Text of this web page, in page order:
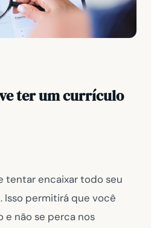
ter um currículo
tentar encaixar todo seu
. Isso permitirá que você
e não se perca nos